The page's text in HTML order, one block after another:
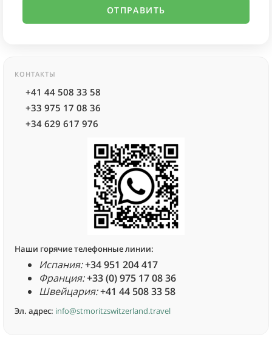
КОНТАКТЫ
+41 44 508 33 58
+33 975 17 08 36
+34 629 617 976
Наши горячие телефонные линии:
Испания:+34 951 204 417
Франция:+33 (0) 975 17 08 36
Швейцария:+41 44 508 33 58
Эл. адрес: info@stmoritzswitzerland.travel